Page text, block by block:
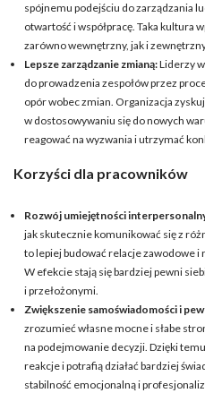
spójnemu podejściu do zarządzania
otwartość i współpracę. Taka kultura
zarówno wewnętrzny, jak i
Lepsze zarządzanie zmianą:Liderzy
do prowadzenia zespołów przez
opór wobec zmian. Organizacja
w dostosowywaniu się do nowych
reagować na wyzwania i utrzymać
Korzyści dla pracowników
Rozwój umiejętności
jak skutecznie komunikować się z
to lepiej budować relacje zawodowe
W efekcie stają się bardziej pewni
i przełożonymi.
Zwiększenie samoświadomości i
zrozumieć własne mocne i słabe
na podejmowanie decyzji. Dzięki
reakcje i potrafią działać bardziej
stabilność emocjonalną i